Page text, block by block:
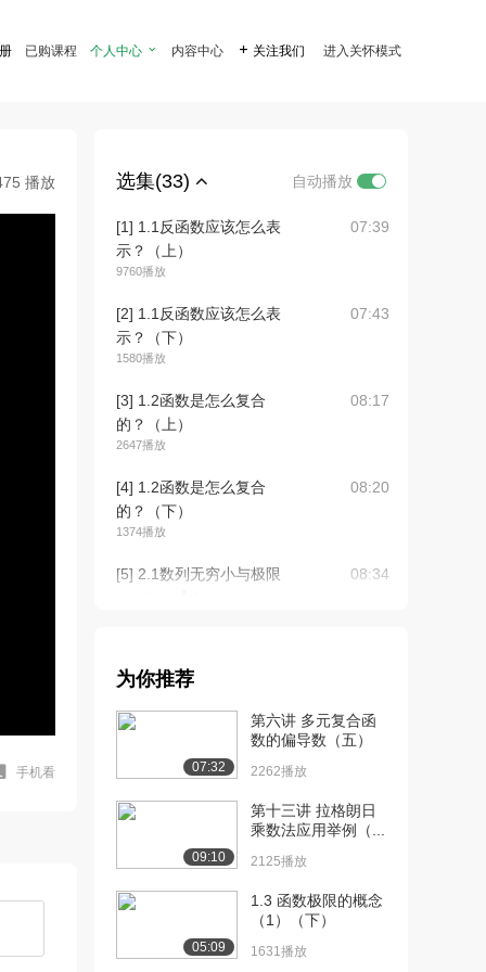
已购课程 个人中心  内容中心  关注我们 进入关怀模式
播放
手机看
选集(33) 自动播放
[1] 1.1反函数应该怎么表
示？（上）
9760播放
07:39
[2] 1.1反函数应该怎么表
示？（下）
1580播放
07:43
[3] 1.2函数是怎么复合
的？（上）
2647播放
08:17
[4] 1.2函数是怎么复合
的？（下）
1374播放
08:20
[5] 2.1数列无穷小与极限
08:34
（一）（下）
[7] 2.1数列无穷小与极限
（二）（上）
07:42
[8] 2.1数列无穷小与极限
（二）（下）
07:48
[9] 2.2函数无穷小与极限
（三）（上）
为你推荐
07:32
第六讲 多元复合函
数的偏导数（五）
2262播放
09:10
第十三讲 拉格朗日
乘数法应用举例（...
2125播放
05:09
1.3 函数极限的概念
（1）（下）
1631播放